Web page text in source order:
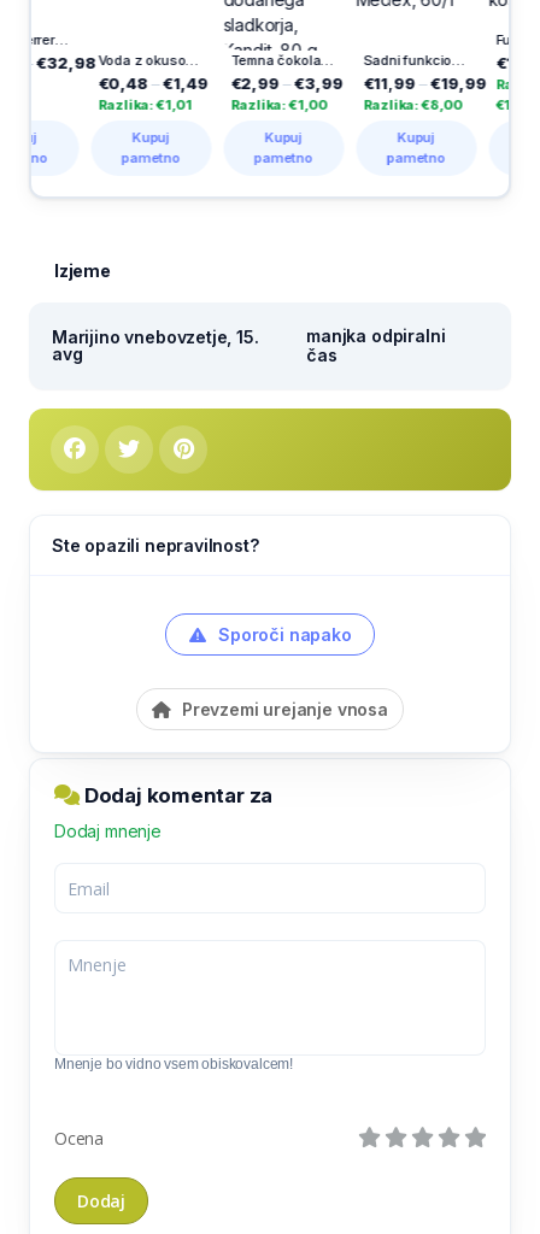
Nutella, Ferrero (3 kg)
€32,98 Voda z okusom, bezeg, Dana, 1 l
€0,48 –€1,49
Razlika: €1,01
Kupuj
pametno
Temna čokolada s pomarančo, brez dodanega sladkorja, Kandit, 80 g
€2,99 –€3,99
Razlika: €1,00
Kupuj
pametno
Sadni funkcionalni bonboni Multi + Immune Junior, Medex, 60/1
€11,99 –€19,99
Razlika: €8,00
Kupuj
pametno
€11,99
Razlika:
€12,00
Izjeme
Marijino vnebovzetje, 15.
avg
manjka odpiralni
čas
Ste opazili nepravilnost?
Sporoči napako
Prevzemi urejanje vnosa
Dodaj komentar za
Dodaj mnenje
Mnenje bo vidno vsem obiskovalcem!
Ocena